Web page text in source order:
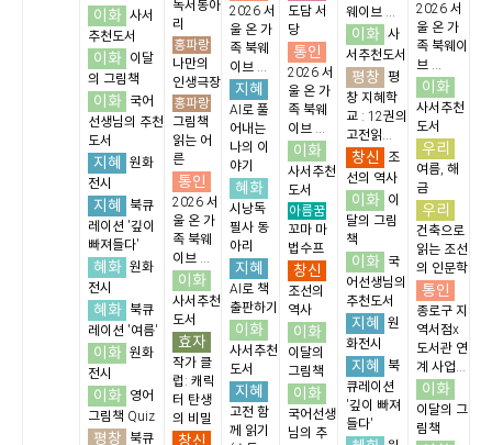
이화 사서
추천도서
이화
이달
의 그림책
이화
국어
선생님의 추천
도서
지혜
원화
전시
지혜
북큐
레이션 '깊이
빠져들다'
혜화 원화
전시
혜화
북큐
레이션 '여름'
이화 원화
전시
이화
영어
그림책 Quiz
평창
북큐
독서동아
리
홍파랑
나만의
인생극장
홍파랑
그림책
읽는 어
른
통인
2026 서
울 온 가
족 북웨
이브 ...
이화
사서추천
도서
효자
작가 클
럽: 캐릭
터 탄생
의 비밀
창신
2026 서
울 온 가
족 북웨
이브 ...
지혜
AI로 풀
어내는
나의 이
야기
혜화
시낭독
필사 동
아리
지혜
AI로 책
출판하기
이화
사서추천
도서
지혜
고전 함
께 읽기
도담 서
당
통인
2026 서
울 온 가
족 북웨
이브 ...
이화
사서추천
도서
아름꿈
꼬마 마
법수프
창신
조선의
역사
이화
이달의
그림책
이화
국어선생
님의 추
웨이브 ...
이화 사
서추천도서
평창 평
창 지혜학
교 : 12권의
고전읽...
창신
조
선의 역사
이화
이
달의 그림
책
이화
국
어선생님의
추천도서
지혜
원
화전시
지혜
북
큐레이션
'깊이 빠져
들다'
2026 서
울 온 가
족 북웨이
브 ...
이화
사서추천
도서
우리
여름, 해
금
우리
건축으로
읽는 조선
의 인문학
통인
종로구 지
역서점x
도서관 연
계 사업...
이화
이달의 그
림책